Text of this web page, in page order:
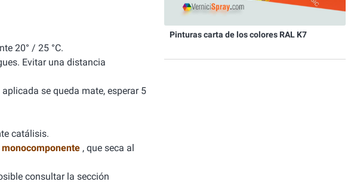
20° / 25 °C.
Evitar una distancia
se queda mate, esperar 5
catálisis.
, que seca al
consultar la sección
Pinturas carta de los colores RAL K7